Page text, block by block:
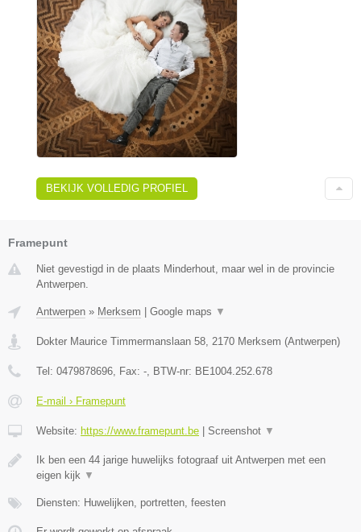
BEKIJK VOLLEDIG PROFIEL
Framepunt
Niet gevestigd in de plaats Minderhout, maar wel in de provincie
Antwerpen.
Antwerpen » Merksem Google maps ▼
Dokter Maurice Timmermanslaan 58, 2170 Merksem (Antwerpen)
Tel: 0479878696, Fax: -, BTW-nr: BE1004.252.678
E-mail › Framepunt
Website: https://www.framepunt.be Screenshot ▼
Ik ben een 44 jarige huwelijks fotograaf uit Antwerpen met een
eigen kijk ▼
Diensten: Huwelijken, portretten, feesten